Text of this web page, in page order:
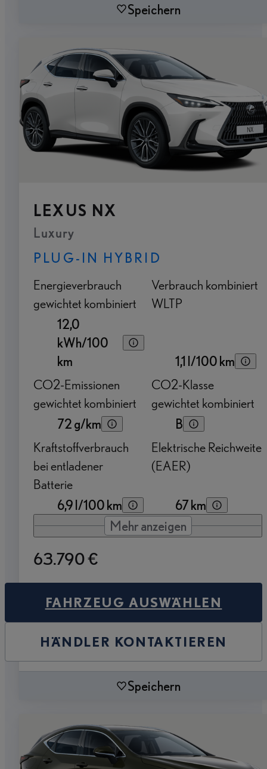
Speichern
LEXUS NX
Luxury
PLUG-IN HYBRID
Energieverbrauch
gewichtet kombiniert
12,0
kWh/100
km
Verbrauch kombiniert
WLTP
1,1 l/100 km
CO2-Emissionen
gewichtet kombiniert
72 g/km
CO2-Klasse
gewichtet kombiniert
B
Kraftstoffverbrauch
bei entladener
Batterie
6,9 l/100 km
Elektrische Reichweite
(EAER)
67 km
Mehr anzeigen
63.790 €
FAHRZEUG AUSWÄHLEN
HÄNDLER KONTAKTIEREN
Speichern